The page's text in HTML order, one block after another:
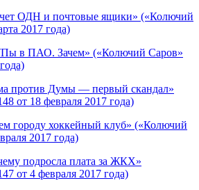
ОДН и почтовые ящики» («Колючий
2017 года)
в ПАО. Зачем» («Колючий Саров»
против Думы — первый скандал»
от 18 февраля 2017 года)
городу хоккейный клуб» («Колючий
2017 года)
подросла плата за ЖКХ»
от 4 февраля 2017 года)